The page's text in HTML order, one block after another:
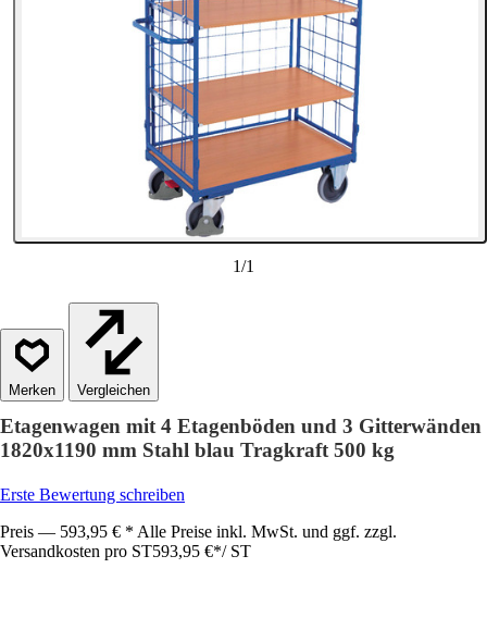
1/1
Vergleichen
Etagenwagen mit 4 Etagenböden und 3 Gitterwänden
1820x1190 mm Stahl blau Tragkraft 500 kg
Erste Bewertung schreiben
Preis — 593,95 € * Alle Preise inkl. MwSt. und ggf. zzgl.
Versandkosten pro ST593,95 €*/ ST